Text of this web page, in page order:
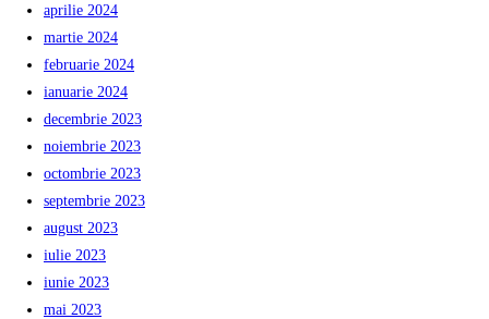
aprilie 2024
martie 2024
februarie 2024
ianuarie 2024
decembrie 2023
noiembrie 2023
octombrie 2023
septembrie 2023
august 2023
iulie 2023
iunie 2023
mai 2023